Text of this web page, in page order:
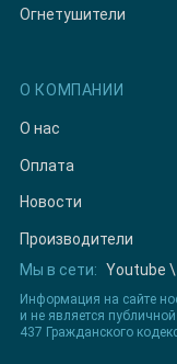
Огнетушители
О КОМПАНИИ
О нас
Оплата
Новости
Производители
Мы в сети: Youtube \
Информация на сайте
и не является
437 Гражданского